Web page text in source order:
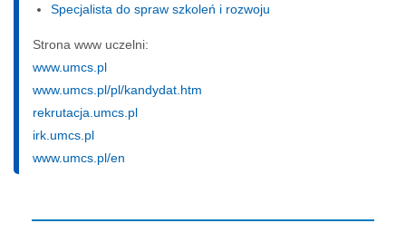
Specjalista do spraw szkoleń i rozwoju
Strona www uczelni:
www.umcs.pl
www.umcs.pl/pl/kandydat.htm
rekrutacja.umcs.pl
irk.umcs.pl
www.umcs.pl/en